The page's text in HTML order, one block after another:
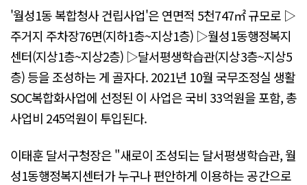
'월성1동 복합청사 건립사업'은 연면적 5천747㎡ 규모로 ▷
주거지 주차장76면(지하1층~지상1층) ▷월성1동행정복지
센터(지상1층~지상2층) ▷달서평생학습관(지상3층~지상5
층) 등을 조성하는 게 골자다. 2021년 10월 국무조정실 생활
SOC복합화사업에 선정된 이 사업은 국비 33억원을 포함, 총
사업비 245억원이 투입된다.
이태훈 달서구청장은 "새로이 조성되는 달서평생학습관, 월
성1동행정복지센터가 누구나 편안하게 이용하는 공간으로